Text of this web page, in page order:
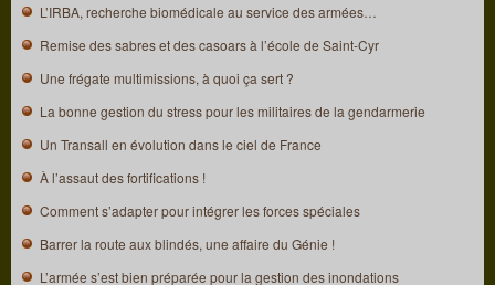
L’IRBA, recherche biomédicale au service des armées…
Remise des sabres et des casoars à l’école de Saint-Cyr
Une frégate multimissions, à quoi ça sert ?
La bonne gestion du stress pour les militaires de la gendarmerie
Un Transall en évolution dans le ciel de France
À l’assaut des fortifications !
Comment s’adapter pour intégrer les forces spéciales
Barrer la route aux blindés, une affaire du Génie !
L’armée s’est bien préparée pour la gestion des inondations